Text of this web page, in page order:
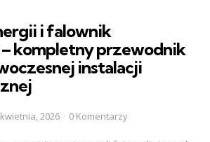
i falownik
kompletny przewodnik
instalacji
2026 0 Komentarzy